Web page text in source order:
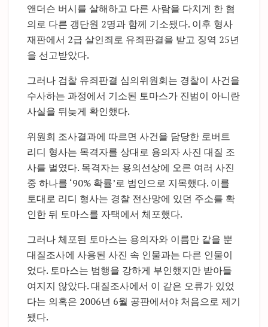
앤더슨 버시를 살해하고 다른 사람을 다치게 한 혐
의로 다른 갱단원 2명과 함께 기소됐다. 이후 형사
재판에서 2급 살인죄로 유죄판결을 받고 징역 25년
을 선고받았다.
그러나 검찰 유죄판결 심의위원회는 경찰이 사건을
수사하는 과정에서 기소된 토마스가 진범이 아니란
사실을 뒤늦게 확인했다.
위원회 조사결과에 따르면 사건을 담당한 로버트
리디 형사는 목격자를 상대로 용의자 사진 대질 조
사를 벌였다. 목격자는 용의선상에 오른 여러 사진
중 하나를 ‘90% 확률’로 범인으로 지목했다. 이를
토대로 리디 형사는 경찰 전산망에 있던 주소를 확
인한 뒤 토마스를 자택에서 체포했다.
그러나 체포된 토마스는 용의자와 이름만 같을 뿐
대질조사에 사용된 사진 속 인물과는 다른 인물이
었다. 토마스는 범행을 강하게 부인했지만 받아들
여지지 않았다. 대질조사에서 이 같은 오류가 있었
다는 의혹은 2006년 6월 공판에서야 처음으로 제기
됐다.